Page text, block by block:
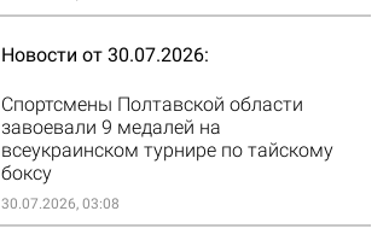
Новости от 30.07.2026
Спортсмены Полтавской области
завоевали 9 медалей на
всеукраинском турнире по тайскому
боксу
30.07.2026, 03:08